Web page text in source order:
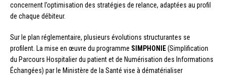
concernent l’optimisation des stratégies de relance, adaptées au profil
de chaque débiteur.
Sur le plan réglementaire, plusieurs évolutions structurantes se
profilent. La mise en œuvre du programme SIMPHONIE(Simplification
du Parcours Hospitalier du patient et de Numérisation des Informations
Échangées) par le Ministère de la Santé vise à dématérialiser